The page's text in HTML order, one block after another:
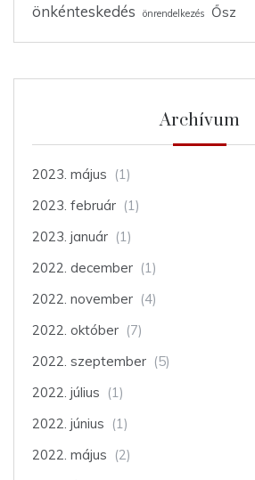
önkénteskedés önrendelkezés Ősz
Archívum
2023. május (1)
2023. február (1)
2023. január (1)
2022. december (1)
2022. november (4)
2022. október (7)
2022. szeptember (5)
2022. július (1)
2022. június (1)
2022. május (2)